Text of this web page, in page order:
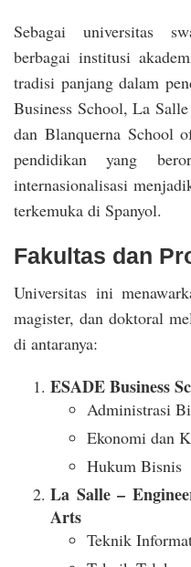
Sebagai universitas
berbagai institusi
tradisi panjang dalam
Business School, La
dan Blanquerna School
pendidikan yang
internasionalisasi
terkemuka di Spanyol.
Fakultas dan
Universitas ini
magister, dan doktoral
di antaranya:
ESADE Business
Administrasi
Ekonomi dan
Hukum Bisnis
La Salle –
Arts
Teknik